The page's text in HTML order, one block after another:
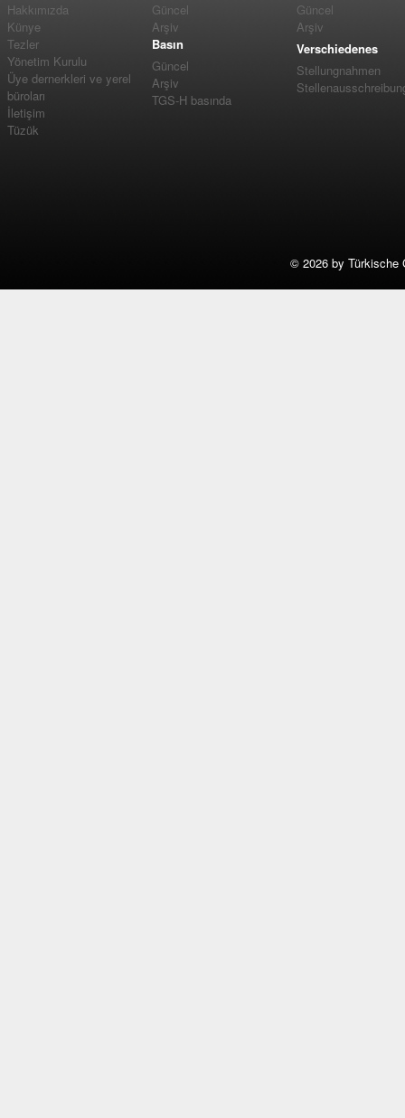
Hakkımızda
Künye
Tezler
Yönetim Kurulu
Üye dernerkleri ve yerel
büroları
İletişim
Tüzük
Güncel
Arşiv
Basın
Güncel
Arşiv
TGS-H basında
Güncel
Arşiv
Verschiedenes
Stellungnahmen
© 2026 by Türkische